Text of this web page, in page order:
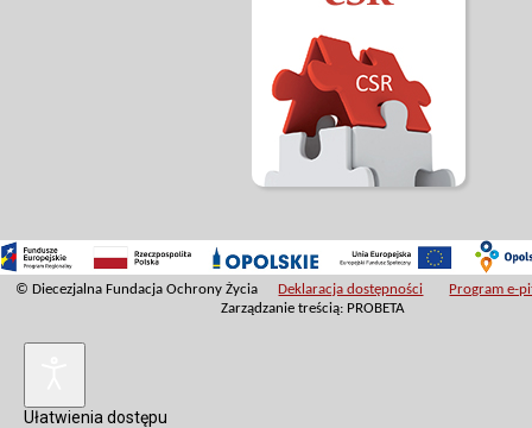
© Diecezjalna Fundacja Ochrony Życia Deklaracja dostępności
Program e-
Zarządzanie treścią: PROBETA
Ułatwienia dostępu